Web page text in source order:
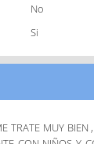
No
Si
TRATE MUY